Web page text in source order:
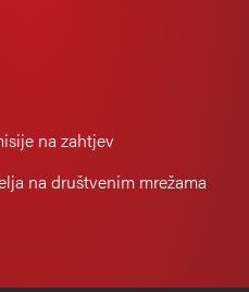
na zahtjev
na društvenim mrežama